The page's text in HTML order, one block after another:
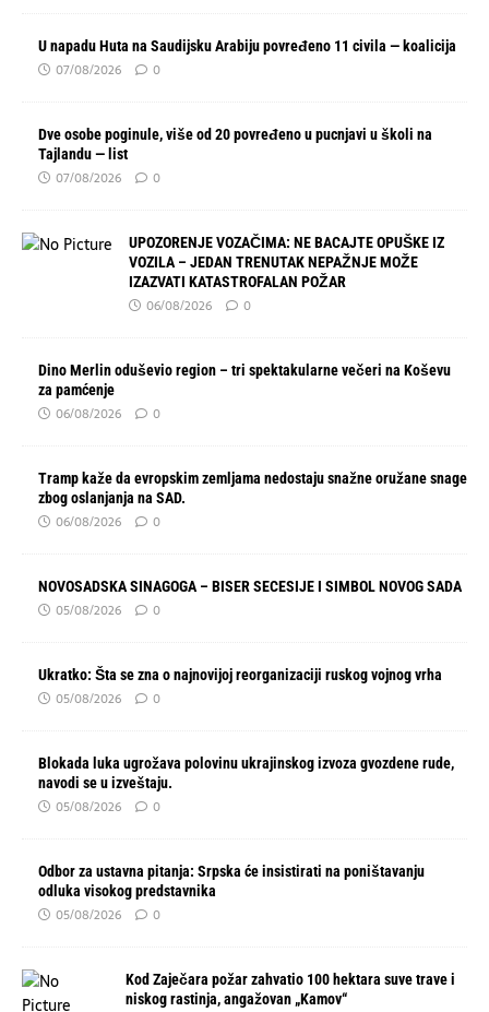
U napadu Huta na Saudijsku Arabiju povređeno 11 civila — koalicija
07/08/2026 0
Dve osobe poginule, više od 20 povređeno u pucnjavi u školi na
Tajlandu — list
07/08/2026 0
UPOZORENJE VOZAČIMA: NE BACAJTE OPUŠKE IZ
VOZILA – JEDAN TRENUTAK NEPAŽNJE MOŽE
IZAZVATI KATASTROFALAN POŽAR
06/08/2026 0
Dino Merlin oduševio region – tri spektakularne večeri na Koševu
za pamćenje
06/08/2026 0
Tramp kaže da evropskim zemljama nedostaju snažne oružane snage
zbog oslanjanja na SAD.
06/08/2026 0
NOVOSADSKA SINAGOGA – BISER SECESIJE I SIMBOL NOVOG SADA
05/08/2026 0
Ukratko: Šta se zna o najnovijoj reorganizaciji ruskog vojnog vrha
05/08/2026 0
Blokada luka ugrožava polovinu ukrajinskog izvoza gvozdene rude,
navodi se u izveštaju.
05/08/2026 0
Odbor za ustavna pitanja: Srpska će insistirati na poništavanju
odluka visokog predstavnika
05/08/2026 0
Kod Zaječara požar zahvatio 100 hektara suve trave i
niskog rastinja, angažovan „Kamov“